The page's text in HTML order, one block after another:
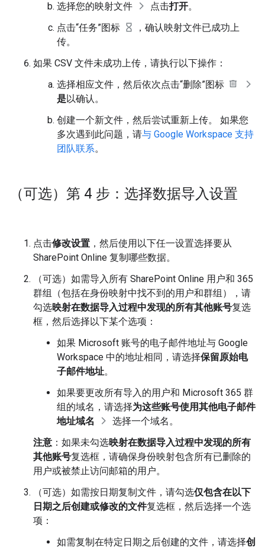
选择您的映射文件
点击打开。
点击“任务”图标
，确认映射文件已成功上
传。
如果 CSV 文件未成功上传，请执行以下操作：
选择相应文件，然后依次点击“删除”图标
是以确认。
创建一个新文件，然后尝试重新上传。 如果您
多次遇到此问题，请与 Google Workspace 支持
团队联系。
（可选）第 4 步：选择数据导入设置
点击修改设置 ，然后使用以下任一设置选择要从
SharePoint Online 复制哪些数据。
（可选）如需导入所有 SharePoint Online 用户和 365
群组（包括在身份映射中找不到的用户和群组），请
勾选映射在数据导入过程中发现的所有其他账号复选
框，然后选择以下某个选项：
如果 Microsoft 账号的电子邮件地址与 Google
Workspace 中的地址相同，请选择保留原始电
子邮件地址。
如果要更改所有导入的用户和 Microsoft 365 群
组的域名，请选择为这些账号使用其他电子邮件
地址域名
选择一个域名。
注意 ：如果未勾选映射在数据导入过程中发现的所有
其他账号复选框，请确保身份映射包含所有已删除的
用户或被禁止访问邮箱的用户。
（可选）如需按日期复制文件，请勾选仅包含在以下
日期之后创建或修改的文件复选框，然后选择一个选
项：
如需复制在特定日期之后创建的文件，请选择创